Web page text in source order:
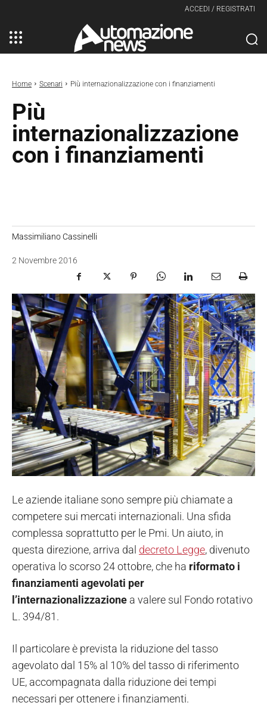
ACCEDI / REGISTRATI
Home Scenari Più internazionalizzazione con i finanziamenti
Più
internazionalizzazione
con i finanziamenti
Massimiliano Cassinelli
2 Novembre 2016
Le aziende italiane sono sempre più chiamate a
competere sui mercati internazionali. Una sfida
complessa soprattutto per le Pmi. Un aiuto, in
questa direzione, arriva dal decreto Legge, divenuto
operativa lo scorso 24 ottobre, che ha riformato i
finanziamenti agevolati per
l’internazionalizzazione a valere sul Fondo rotativo
L. 394/81.
Il particolare è prevista la riduzione del tasso
agevolato dal 15% al 10% del tasso di riferimento
UE, accompagnata dalla riduzione dei tempi
necessari per ottenere i finanziamenti.